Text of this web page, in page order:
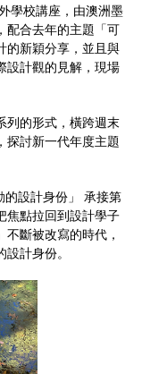
學校講座，由澳洲墨
配合去年的主題「可
的新穎分享，並且與
設計觀的見解，現場
列的形式，橫跨週末
探討新一代年度主題
設計身份」 承接第
焦點拉回到設計學子
斷被改寫的時代，
計身份。